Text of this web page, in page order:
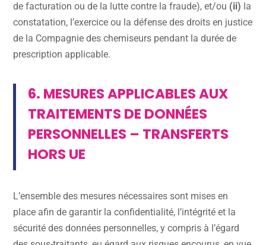
de facturation ou de la lutte contre la fraude), et/ou (ii) la
constatation, l’exercice ou la défense des droits en justice
de la Compagnie des chemiseurs pendant la durée de
prescription applicable.
6. MESURES APPLICABLES AUX
TRAITEMENTS DE DONNÉES
PERSONNELLES – TRANSFERTS
HORS UE
L’ensemble des mesures nécessaires sont mises en
place afin de garantir la confidentialité, l’intégrité et la
sécurité des données personnelles, y compris à l’égard